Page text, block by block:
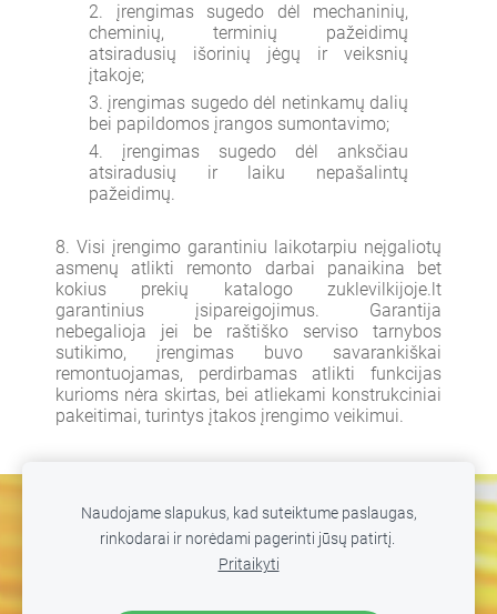
įrengimas sugedo dėl mechaninių,
cheminių, terminių pažeidimų
atsiradusių išorinių jėgų ir veiksnių
įtakoje;
įrengimas sugedo dėl netinkamų dalių
bei papildomos įrangos sumontavimo;
įrengimas sugedo dėl anksčiau
atsiradusių ir laiku nepašalintų
pažeidimų.
Visi įrengimo garantiniu laikotarpiu neįgaliotų
asmenų atlikti remonto darbai panaikina bet
kokius prekių katalogo zuklevilkijoje.lt
garantinius įsipareigojimus. Garantija
nebegalioja jei be raštiško serviso tarnybos
sutikimo, įrengimas buvo savarankiškai
remontuojamas, perdirbamas atlikti funkcijas
kurioms nėra skirtas, bei atliekami konstrukciniai
pakeitimai, turintys įtakos įrengimo veikimui.
SLAPUKAI
© 2026 MB WILD FISHING. Žūklė Vilkijoje. Visos teisės
Naudojame slapukus, kad suteiktume paslaugas,
rinkodarai ir norėdami pagerinti jūsų patirtį.
Pritaikyti